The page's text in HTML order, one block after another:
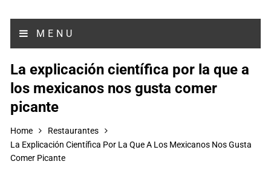
MENU
La explicación científica por la que a
los mexicanos nos gusta comer
picante
Home
Restaurantes
La Explicación Científica Por La Que A Los Mexicanos Nos Gusta
Comer Picante